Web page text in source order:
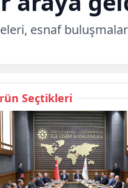
esnaf
Seçtikleri